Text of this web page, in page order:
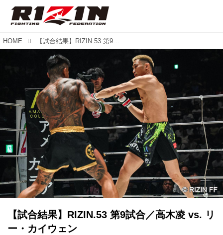
HOME 【試合結果】RIZIN.53 第9試合／高木凌 vs. リー・カイウェン
【試合結果】RIZIN.53 第9試合／高木凌 vs. リ
ー・カイウェン